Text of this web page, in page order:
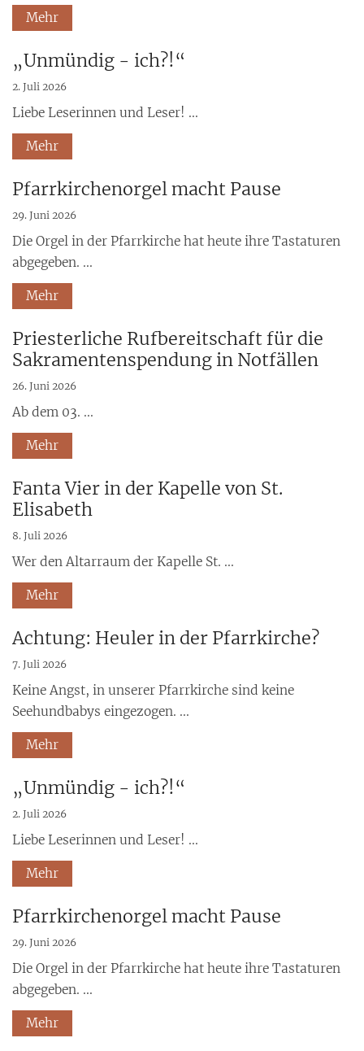
Mehr
„Unmündig - ich?!“
2. Juli 2026
Liebe Leserinnen und Leser! ...
Mehr
Pfarrkirchenorgel macht Pause
29. Juni 2026
Die Orgel in der Pfarrkirche hat heute ihre Tastaturen
abgegeben. ...
Mehr
Priesterliche Rufbereitschaft für die
Sakramentenspendung in Notfällen
26. Juni 2026
Ab dem 03. ...
Mehr
Fanta Vier in der Kapelle von St.
Elisabeth
8. Juli 2026
Wer den Altarraum der Kapelle St. ...
Mehr
Achtung: Heuler in der Pfarrkirche?
7. Juli 2026
Keine Angst, in unserer Pfarrkirche sind keine
Seehundbabys eingezogen. ...
Mehr
„Unmündig - ich?!“
2. Juli 2026
Liebe Leserinnen und Leser! ...
Mehr
Pfarrkirchenorgel macht Pause
29. Juni 2026
Die Orgel in der Pfarrkirche hat heute ihre Tastaturen
abgegeben. ...
Mehr